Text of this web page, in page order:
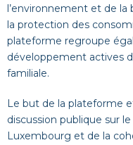
l’environnement et de la
la protection des
plateforme regroupe
développement actives
familiale.
Le but de la plateforme
discussion publique sur
Luxembourg et de la